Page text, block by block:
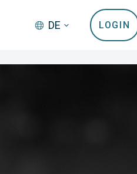
DE LOGIN